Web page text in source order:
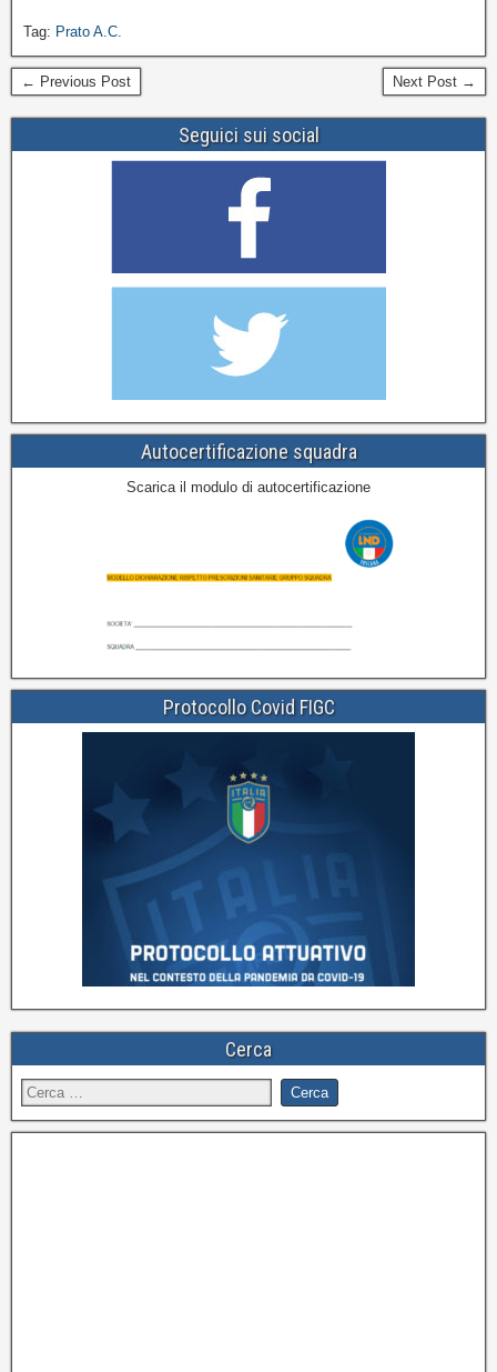
Tag: Prato A.C.
← Previous Post Next Post →
Seguici sui social
Autocertificazione squadra
Scarica il modulo di autocertificazione
Protocollo Covid FIGC
Cerca